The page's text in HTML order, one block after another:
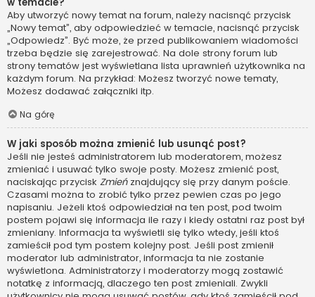
Aby utworzyć nowy temat na forum, należy nacisnąć przycisk
„Nowy temat”, aby odpowiedzieć w temacie, nacisnąć przycisk
„Odpowiedz”. Być może, że przed publikowaniem wiadomości
trzeba będzie się zarejestrować. Na dole strony forum lub
strony tematów jest wyświetlana lista uprawnień użytkownika na
każdym forum. Na przykład: Możesz tworzyć nowe tematy,
Możesz dodawać załączniki itp.
Na górę
W jaki sposób można zmienić lub usunąć post?
Jeśli nie jesteś administratorem lub moderatorem, możesz
zmieniać i usuwać tylko swoje posty. Możesz zmienić post,
naciskając przycisk Zmieńznajdujący się przy danym poście.
Czasami można to zrobić tylko przez pewien czas po jego
napisaniu. Jeżeli ktoś odpowiedział na ten post, pod twoim
postem pojawi się informacja ile razy i kiedy ostatni raz post był
zmieniany. Informacja ta wyświetli się tylko wtedy, jeśli ktoś
zamieścił pod tym postem kolejny post. Jeśli post zmienił
moderator lub administrator, informacja ta nie zostanie
wyświetlona. Administratorzy i moderatorzy mogą zostawić
notatkę z informacją, dlaczego ten post zmieniali. Zwykli